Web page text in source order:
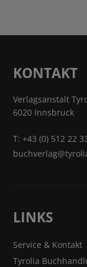
KONTAKT
Verlagsanstalt
6020 Innsbruck
T:+43 (0) 512 22
LINKS
Service & Kontakt
Tyrolia